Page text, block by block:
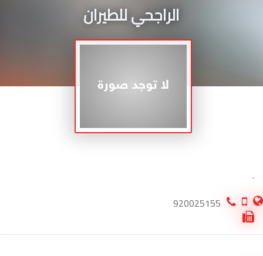
الراجحي للطيران
.
920025155